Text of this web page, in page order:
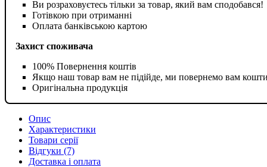
Ви розраховуєтесь тільки за товар, який вам сподобався!
Готівкою при отриманні
Оплата банківською картою
Захист споживача
100% Повернення коштів
Якщо наш товар вам не підійде, ми повернемо вам
Оригінальна продукція
Опис
Характеристики
Товари серії
Відгуки (7)
Доставка і оплата